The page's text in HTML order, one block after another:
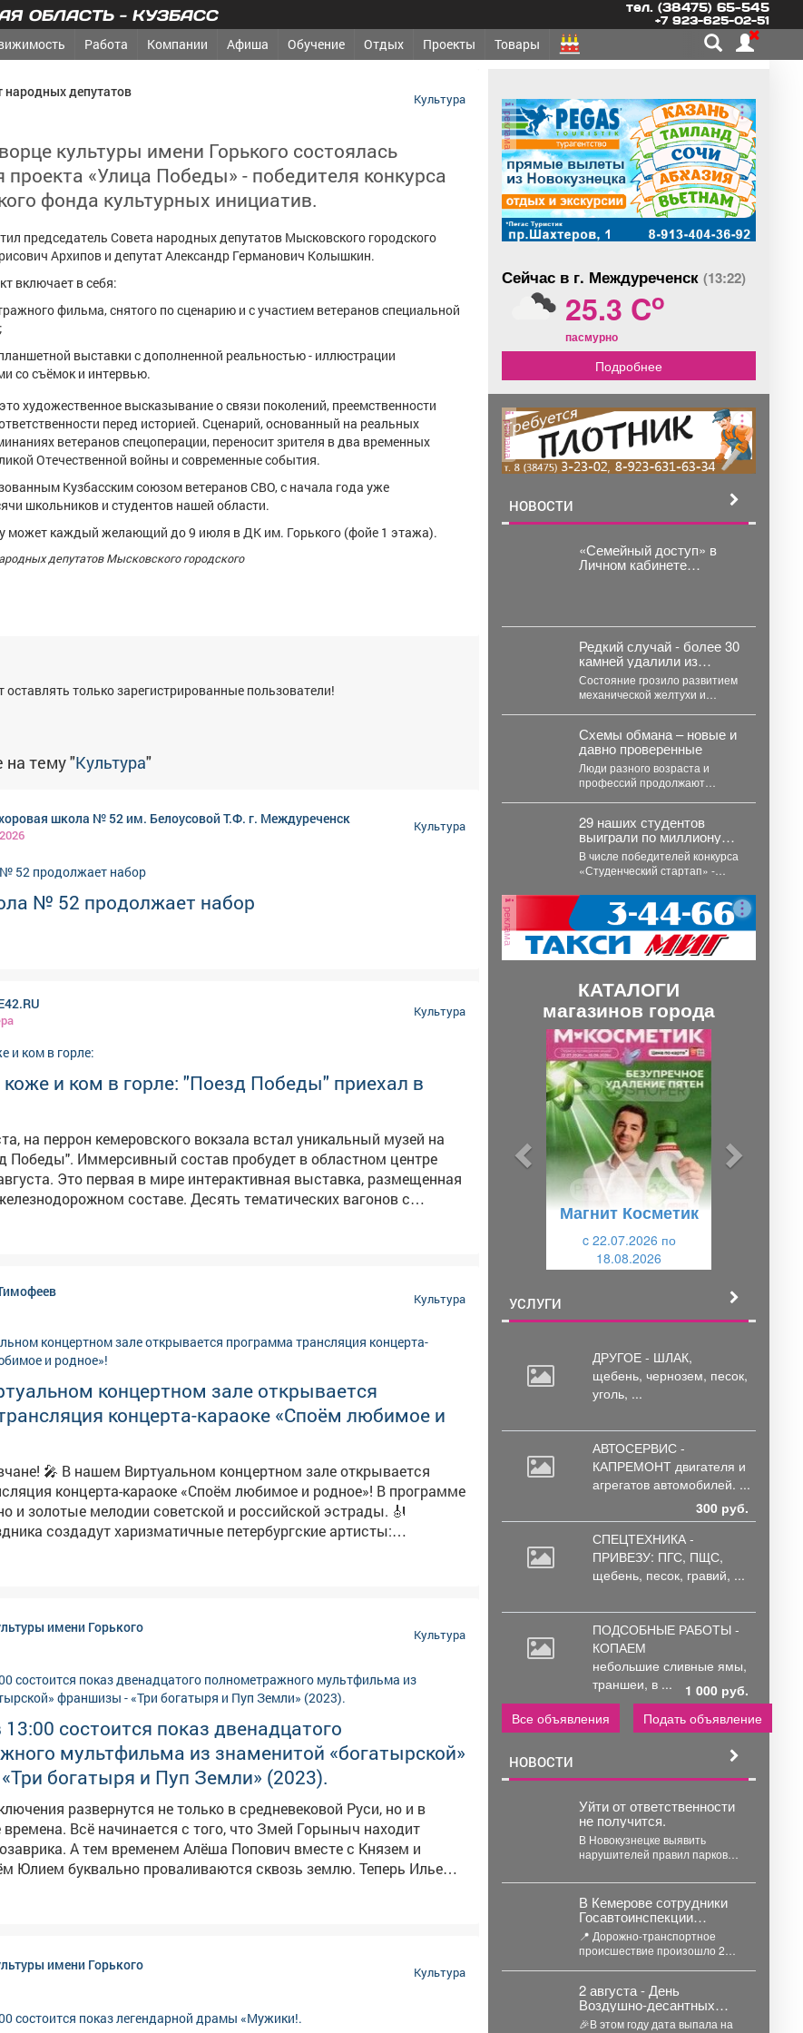
ОБЛАСТЬ - КУЗБАСС тел. (38475) 65-545
+7 923-625-02-51
Работа Компании Афиша Обучение Отдых Проекты Товары
народных депутатов Культура
культуры имени Горького состоялась
проекта «Улица Победы» - победителя конкурса
фонда культурных инициатив.
председатель Совета народных депутатов Мысковского городского
Архипов и депутат Александр Германович Колышкин.
включает в себя:
фильма, снятого по сценарию и с участием ветеранов специальной
выставки с дополненной реальностью - иллюстрации
со съёмок и интервью.
художественное высказывание о связи поколений, преемственности
перед историей. Сценарий, основанный на реальных
ветеранов спецоперации, переносит зрителя в два временных
Отечественной войны и современные события.
Кузбасским союзом ветеранов СВО, с начала года уже
школьников и студентов нашей области.
может каждый желающий до 9 июля в ДК им. Горького (фойе 1 этажа).
депутатов Мысковского городского
только зарегистрированные пользователи!
на тему "Культура"
школа № 52 им. Белоусовой Т.Ф. г. Междуреченск Культура
№ 52 продолжает набор
Культура
и ком в горле: "Поезд Победы" приехал в
на перрон кемеровского вокзала встал уникальный музей на
в областном центре
Это первая в мире интерактивная выставка, размещенная
составе. Десять тематических вагонов с
технологий, объемного звука и реалистичных экспозиций
посетителей в события военных лет.
Культура
концертном зале открывается
концерта-караоке «Споём любимое и
открывается
концерта-караоке «Споём любимое и родное»! В программе
и золотые мелодии советской и российской эстрады. 🎻
создадут харизматичные петербургские артисты:
танцоры. 🏢 Место проведения: Центральная
имени Горького Культура
13:00 состоится показ двенадцатого
мультфильма из знаменитой «богатырской»
богатыря и Пуп Земли» (2023).
развернутся не только в средневековой Руси, но и в
времена. Всё начинается с того, что Змей Горыныч находит
А тем временем Алёша Попович вместе с Князем и
Юлием буквально проваливаются сквозь землю. Теперь Илье
Никитичу предстоит выручить друзей и узнать, что такое
Героев ждёт встреча с миром динозавров и древних
Олег Куликович, Валерий Соловьёв, Дмитрий Быковский-
и Дмитрий Высоцкий. 📅 Когда: 11 августа, 13:00 📍
имени Горького Культура
реклама
Сейчас в г. Междуреченск (13:22)
25.3 Co
пасмурно
Подробнее
реклама
НОВОСТИ
«Семейный доступ» в
Личном кабинете
и оплачивать налог за
детей
Редкий случай - более 30
камней удалили из
желчных протоков
пациентки врачи НГКБ
№29 им. А.А. Луцика.
Состояние грозило развитием
механической желтухи и
отделение с...
Схемы обмана – новые и
давно проверенные
Люди разного возраста и
профессий продолжают
29 наших студентов
выиграли по миллиону
рублей на реализацию
своих проектов.
В числе победителей конкурса
«Студенческий стартап» -
биотехнологий, медицины,
цифровых технологий, новых...
реклама
КАТАЛОГИ
магазинов города
Магнит Косметик
c 22.07.2026 по
18.08.2026
УСЛУГИ
ДРУГОЕ - ШЛАК,
щебень, чернозем, песок,
уголь, ...
АВТОСЕРВИС -
КАПРЕМОНТ двигателя и
агрегатов автомобилей. ...
300 руб.
СПЕЦТЕХНИКА -
ПРИВЕЗУ: ПГС, ПЩС,
щебень, песок, гравий, ...
ПОДСОБНЫЕ РАБОТЫ -
КОПАЕМ
небольшие сливные ямы,
траншеи, в ...
1 000 руб.
Все объявления
Подать объявление
НОВОСТИ
Уйти от ответственности
не получится.
В Новокузнецке выявить
нарушителей правил парковки
Причём работает система в
автоматическом режиме....
В Кемерове сотрудники
Госавтоинспекции
устанавливают
обстоятельства ДТП, в
котором травмирован
человек
📍 Дорожно-транспортное
происшествие произошло 2
дома №74. ...
2 августа - День
Воздушно‑десантных
войск, праздник элиты
🎉В этом году дата выпала на